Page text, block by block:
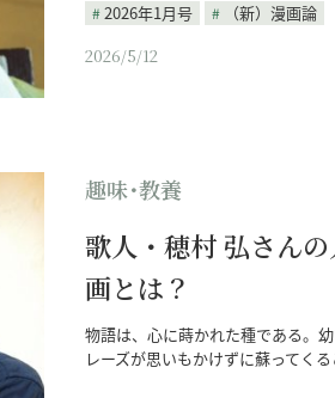
2026年1月号
（新）漫画論
2026/5/12
趣味･教養
歌人・穂村 弘さん
画とは？
物語は、心に蒔かれた種である。
レーズが思いもかけずに蘇ってく